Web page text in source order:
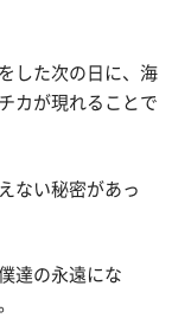
した次の日に、海
カが現れることで
ない秘密があっ
達の永遠にな